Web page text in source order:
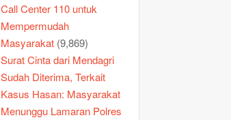
Call Center 110 untuk
Mempermudah
Masyarakat (9,869)
Surat Cinta dari Mendagri
Sudah Diterima, Terkait
Kasus Hasan: Masyarakat
Menunggu Lamaran Polres